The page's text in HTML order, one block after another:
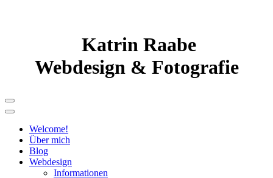
Katrin Raabe
Webdesign & Fotografie
Welcome!
Über mich
Blog
Webdesign
Informationen